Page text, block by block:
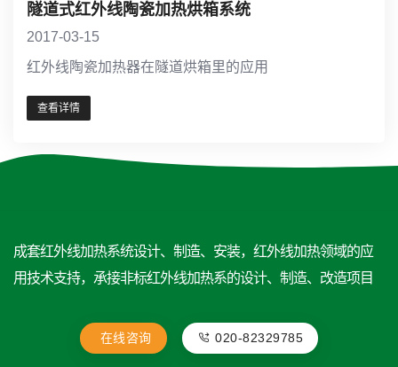
隧道式红外线陶瓷加热烘箱系统
2017-03-15
红外线陶瓷加热器在隧道烘箱里的应用
查看详情
成套红外线加热系统设计、制造、安装，红外线加热领域的应
用技术支持，承接非标红外线加热系的设计、制造、改造项目
在线咨询 020-82329785